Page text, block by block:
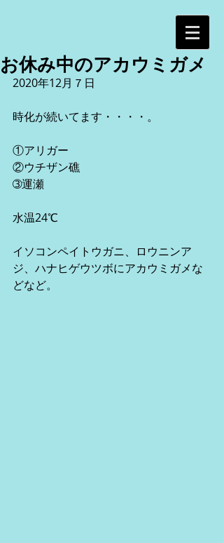
お休み中のアカウミガメ
2020年12月７日
時化が続いてます・・・・。
①アリガー
②ウチザン礁
➂運瀬
水温24℃
イソコンペイトウガニ、ロウニンア
ジ、ハナヒゲウツボにアカウミガメな
どなど。